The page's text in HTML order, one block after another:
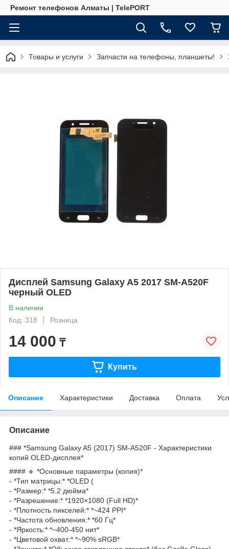
Ремонт телефонов Алматы | TelePORT
Товары и услуги Запчасти на телефоны, планшеты!
Дисплей Samsung Galaxy A5 2017 SM-A520F
черный OLED
В наличии
Код: 318
Розница
14 000 ₸
Купить
Описание Характеристики Доставка Оплата
Описание
### *Samsung Galaxy A5 (2017) SM-A520F - Характеристики
копий OLED-дисплея*
#### 🔹 *Основные параметры (копия)*
- *Тип матрицы:* *OLED (
- *Размер:* *5.2 дюйма*
- *Разрешение:* *1920×1080 (Full HD)*
- *Плотность пикселей:* *~424 PPI*
- *Частота обновления:* *60 Гц*
- *Яркость:* *~400-450 нит*
- *Цветовой охват:* *~90% sRGB*